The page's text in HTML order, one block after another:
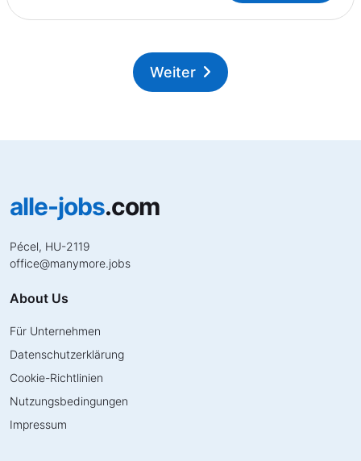
Weiter
alle-jobs.com
Pécel, HU-2119
office@manymore.jobs
About Us
Für Unternehmen
Datenschutzerklärung
Cookie-Richtlinien
Nutzungsbedingungen
Impressum